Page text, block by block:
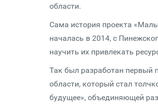
области.
Сама история проекта
началась в 2014, с
научить их привлекать
Так был разработан первый
области, который стал
будущее», объединяющей